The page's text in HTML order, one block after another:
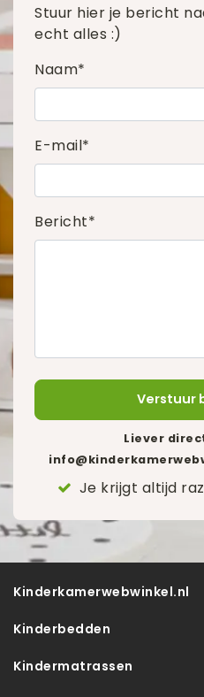
Stuur hier je bericht
echt alles :)
Naam*
E-mail*
Bericht*
Verstuur
Liever
Je krijgt altijd
Kinderkamerwebwinkel.nl
Kinderbedden
Kindermatrassen